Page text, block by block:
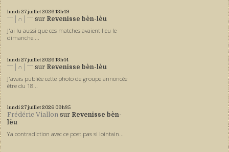
lundi 27juillet 202613h49
ˉˉˉ│∩│ˉˉˉ sur Revenisse bèn-lèu
J'ai lu aussi que ces matches avaient lieu le
dimanche....
lundi 27juillet 202613h44
ˉˉˉ│∩│ˉˉˉ sur Revenisse bèn-lèu
J'avais publiée cette photo de groupe annoncée
être du 18...
lundi 27juillet 2026 09h35
Frédéric Viallon sur Revenisse bèn-
lèu
Ya contradiction avec ce post pas si lointain...